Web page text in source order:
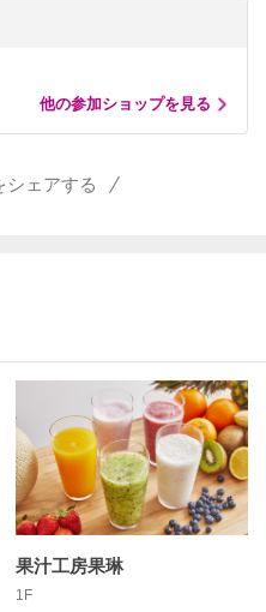
他の参加ショップを見る
シェアする
果汁工房果琳
1F